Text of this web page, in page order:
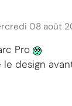
08 août
Pro
design